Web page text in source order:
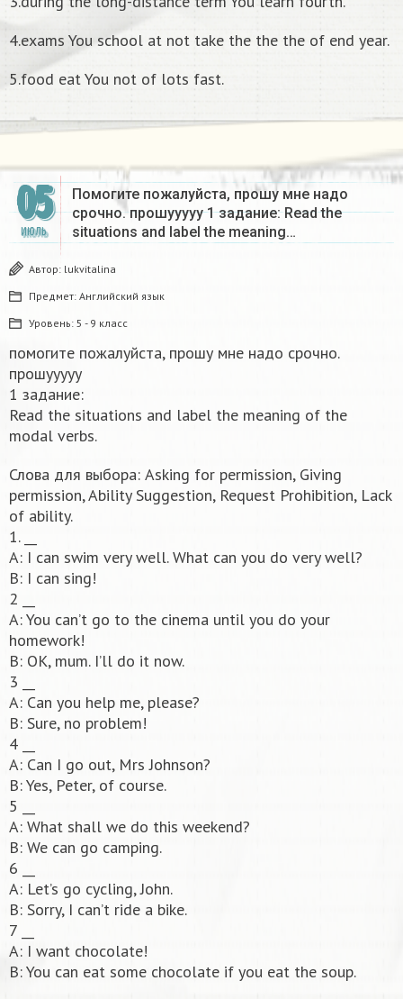
4.exams You school at not take the the the of end year.
5.food eat You not of lots fast.
05
ИЮЛЬ
Помогите пожалуйста, прошу мне надо
срочно. прошууууу 1 задание: Read the
situations and label the meaning…
Автор: lukvitalina
Предмет: Английский язык
Уровень: 5 - 9 класс
помогите пожалуйста, прошу мне надо срочно.
прошууууу
1 задание:
Read the situations and label the meaning of the
modal verbs.
Слова для выбора: Asking for permission, Giving
permission, Ability Suggestion, Request Prohibition, Lack
of ability.
1. __
A: I can swim very well. What can you do very well?
B: I can sing!
2 __
A: You can’t go to the cinema until you do your
homework!
B: OK, mum. I’ll do it now.
3 __
A: Can you help me, please?
B: Sure, no problem!
4 __
A: Can I go out, Mrs Johnson?
B: Yes, Peter, of course.
5 __
A: What shall we do this weekend?
B: We can go camping.
6 __
A: Let’s go cycling, John.
B: Sorry, I can’t ride a bike.
7 __
A: I want chocolate!
B: You can eat some chocolate if you eat the soup.